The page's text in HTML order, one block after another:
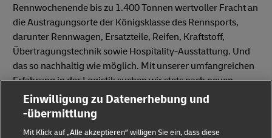
Rennwochenende bis zu 1.400 Tonnen wertvoller Fracht an
die Austragungsorte der Königsklasse des Rennsports,
darunter Rennwagen, Ersatzteile, Reifen, Kraftstoff,
Übertragungstechnik sowie Hospitality-Ausstattung. Und
das so nachhaltig wie möglich. Mit unserer umfangreichen
Erfahrung in der Logistik suchen wir stets nach neuen
Wegen, umTreibhausgasemissionen und den
Ressourcenverbrauch der Formel 1® durch Maßnahmen
zur Steigerung der betrieblichen Effizienz zu senken.
Einwilligung zu Datenerhebung und
-übermittlung
Mit Klick auf „Alle akzeptieren” willigen Sie ein, dass diese